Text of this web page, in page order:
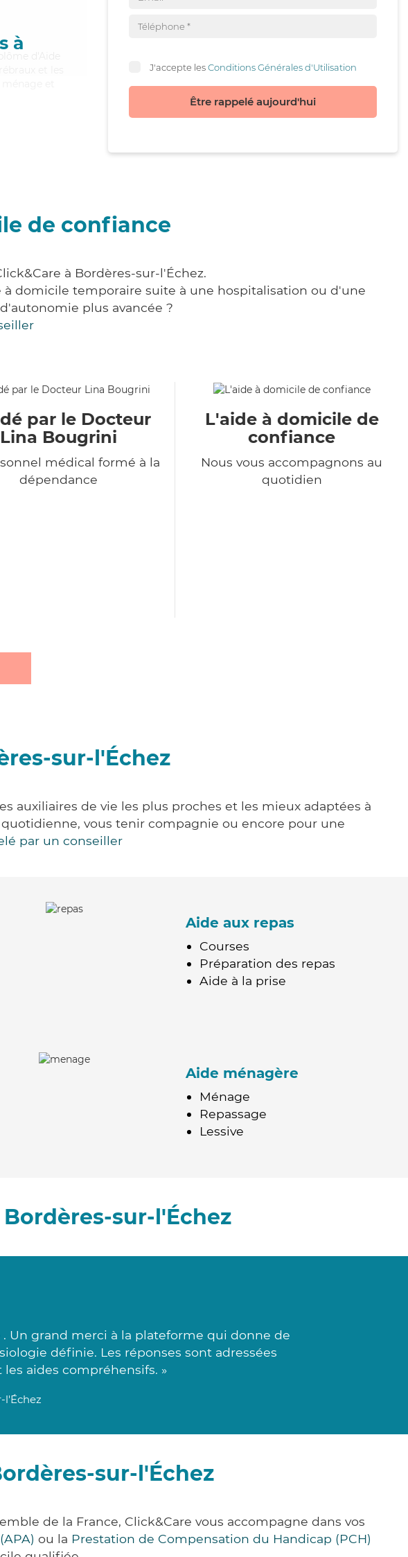
à
d'Aide
et les
J'accepte lesConditions Générales d'Utilisation
Être rappelé aujourd'hui
de confiance
à Bordères-sur-l'Échez.
domicile temporaire suite à une hospitalisation ou d'une
plus avancée ?
par le Docteur
Lina Bougrini
médical formé à la
dépendance
L'aide à domicile de
confiance
Nous vous accompagnons au
quotidien
sur-l'Échez
auxiliaires de vie les plus proches et les mieux adaptées à
vous tenir compagnie ou encore pour une
par un conseiller
Aide aux repas
Courses
Préparation des repas
Aide à la prise
Aide ménagère
Ménage
Repassage
Lessive
sur-l'Échez
Un grand merci à la plateforme qui donne de
définie. Les réponses sont adressées
aides compréhensifs. »
l'Échez
sur-l'Échez
de la France, Click&Care vous accompagne dans vos
ou la Prestation de Compensation du Handicap (PCH)